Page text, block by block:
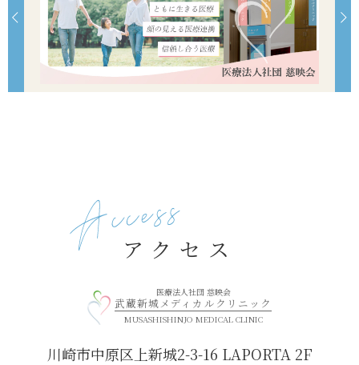
アクセス
医療法人社団 慈映会
武蔵新城メディカルクリニック
MUSASHISHINJO MEDICAL CLINIC
川崎市中原区上新城2-3-16 LAPORTA 2F